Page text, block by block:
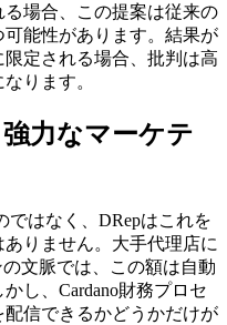
場合、この提案は従来の
能性があります。結果が
定される場合、批判は高
ります。
力なマーケテ
ではなく、DRepはこれを
りません。大手代理店に
文脈では、この額は自動
し、Cardano財務プロセ
信できるかどうかだけが